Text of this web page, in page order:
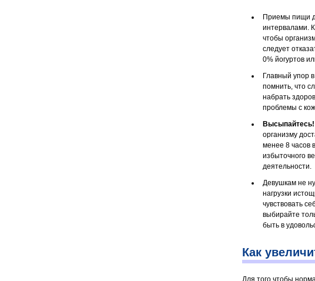
Приемы пищи
интервалами.
чтобы
следует
0% йогуртов
Главный упор
помнить, что
набрать
проблемы с
Высыпайтесь!
организму
менее 8 часов
избыточного
деятельности.
Девушкам не
нагрузки
чувствовать
выбирайте
быть в
Как
Для того чтобы